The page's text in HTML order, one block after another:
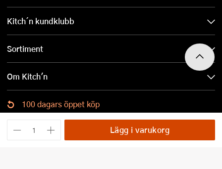
Lägg i varukorg
Kitch´n kundklubb
Sortiment
Om Kitch'n
100 dagars öppet köp
Ladda ned Kitch´n-appen